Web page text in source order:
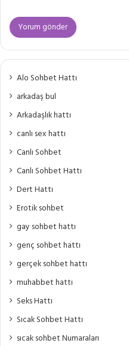
Alo Sohbet Hattı
arkadaş bul
Arkadaşlık hattı
canlı sex hattı
Canlı Sohbet
Canlı Sohbet Hattı
Dert Hattı
Erotik sohbet
gay sohbet hattı
genç sohbet hattı
gerçek sohbet hattı
muhabbet hattı
Seks Hattı
Sıcak Sohbet Hattı
sıcak sohbet Numaraları